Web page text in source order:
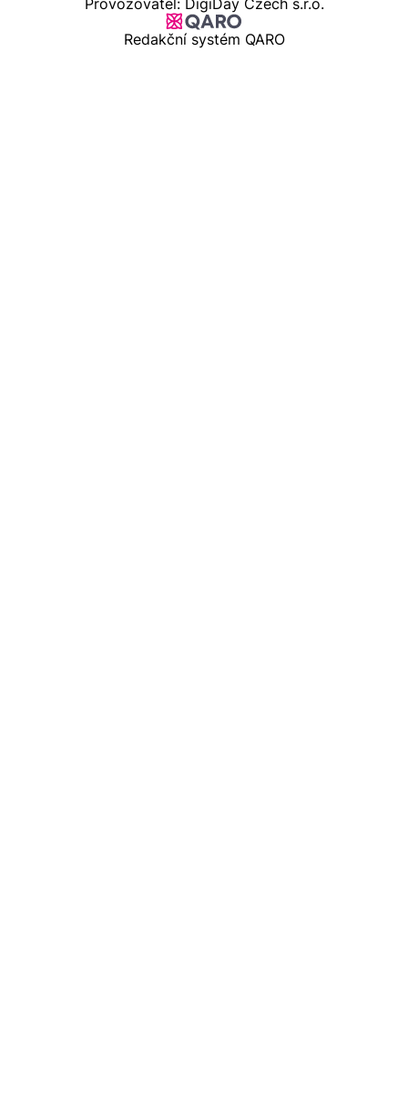
Provozovatel: DigiDay Czech s.r.o.
Redakční systém QARO